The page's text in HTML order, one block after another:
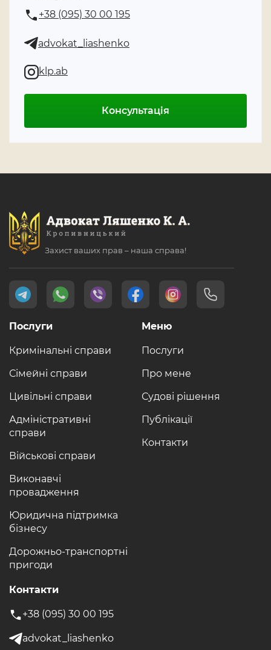
+38 (095) 30 00 195
advokat_liashenko
klp.ab
Консультація
Захист ваших прав – наша справа!
Меню
Послуги
Про мене
Судові рішення
Публікації
Контакти
Послуги
Кримінальні справи
Сімейні справи
Цивільні справи
Адміністративні
справи
Військові справи
Виконавчі
провадження
Юридична підтримка
бізнесу
Дорожньо-транспортні
пригоди
Контакти
+38 (095) 30 00 195
advokat_liashenko